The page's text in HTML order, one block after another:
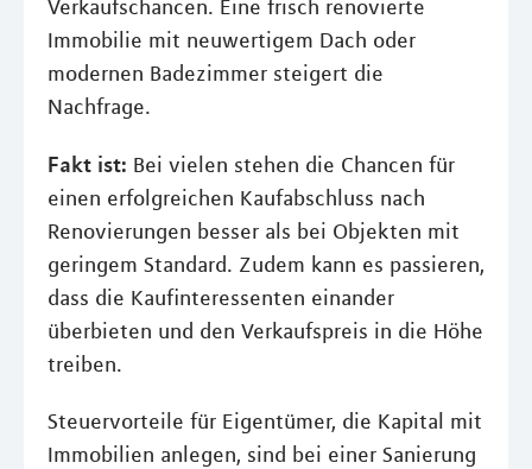
Verkaufschancen. Eine frisch renovierte
Immobilie mit neuwertigem Dach oder
modernen Badezimmer steigert die
Nachfrage.
Fakt ist: Bei vielen stehen die Chancen für
einen erfolgreichen Kaufabschluss nach
Renovierungen besser als bei Objekten mit
geringem Standard. Zudem kann es passieren,
dass die Kaufinteressenten einander
überbieten und den Verkaufspreis in die Höhe
treiben.
Steuervorteile für Eigentümer, die Kapital mit
Immobilien anlegen, sind bei einer Sanierung